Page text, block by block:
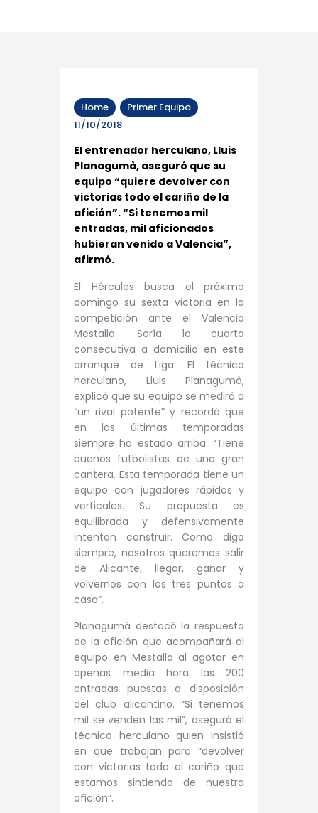
Home
Primer Equipo
11/10/2018
El entrenador herculano, Lluis
Planagumà, aseguró que su
equipo “quiere devolver con
victorias todo el cariño de la
afición”. “Si tenemos mil
entradas, mil aficionados
hubieran venido a Valencia”,
afirmó.
El Hércules busca el próximo
domingo su sexta victoria en la
competición ante el Valencia
Mestalla. Sería la cuarta
consecutiva a domicilio en este
arranque de Liga. El técnico
herculano, Lluis Planagumà,
explicó que su equipo se medirá a
“un rival potente” y recordó que
en las últimas temporadas
siempre ha estado arriba: “Tiene
buenos futbolistas de una gran
cantera. Esta temporada tiene un
equipo con jugadores rápidos y
verticales. Su propuesta es
equilibrada y defensivamente
intentan construir. Como digo
siempre, nosotros queremos salir
de Alicante, llegar, ganar y
volvernos con los tres puntos a
casa”.
Planagumà destacó la respuesta
de la afición que acompañará al
equipo en Mestalla al agotar en
apenas media hora las 200
entradas puestas a disposición
del club alicantino. “Si tenemos
mil se venden las mil”, aseguró el
técnico herculano quien insistió
en que trabajan para “devolver
con victorias todo el cariño que
estamos sintiendo de nuestra
afición”.